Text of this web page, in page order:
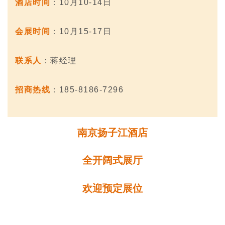
酒店时间 ：10月10-14日
会展时间 ：10月15-17日
联系人 ：蒋经理
招商热线 ：185-8186-7296
南京扬子江酒店
全开阔式展厅
欢迎预定展位